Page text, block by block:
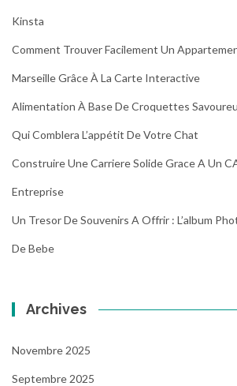
Kinsta
Comment Trouver Facilement Un
Marseille Grâce À La Carte Interactive
Alimentation À Base De Croquettes
Qui Comblera L’appétit De Votre Chat
Construire Une Carriere Solide Grace A Un
Entreprise
Un Tresor De Souvenirs A Offrir : L’album
De Bebe
Archives
Novembre 2025
Septembre 2025